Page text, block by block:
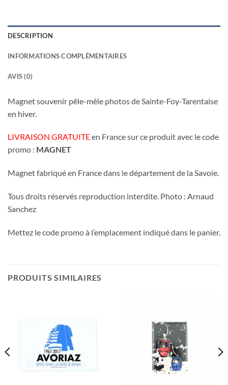
DESCRIPTION
INFORMATIONS COMPLÉMENTAIRES
AVIS (0)
Magnet souvenir pêle-mêle photos de Sainte-Foy-Tarentaise
en hiver.
LIVRAISON GRATUITEen France sur ce produit avec le code
promo : MAGNET
Magnet fabriqué en France dans le département de la Savoie.
Tous droits réservés reproduction interdite. Photo : Arnaud
Sanchez
Mettez le code promo à l’emplacement indiqué dans le panier.
PRODUITS SIMILAIRES